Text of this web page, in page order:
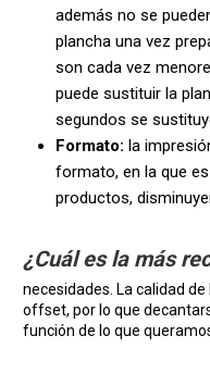
además no se
plancha una vez
son cada vez
puede sustituir la
segundos se
Formato: la
formato, en la que
productos,
¿Cuál es la más
necesidades. La calidad
offset, por lo que
función de lo que